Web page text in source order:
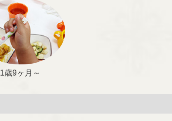
1歳9ヶ月～